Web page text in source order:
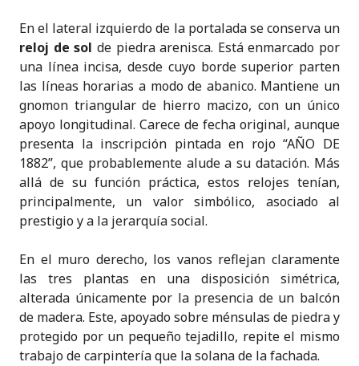
En el lateral izquierdo de la portalada se conserva un
reloj de sol de piedra arenisca. Está enmarcado por
una línea incisa, desde cuyo borde superior parten
las líneas horarias a modo de abanico. Mantiene un
gnomon triangular de hierro macizo, con un único
apoyo longitudinal. Carece de fecha original, aunque
presenta la inscripción pintada en rojo “AÑO DE
1882”, que probablemente alude a su datación. Más
allá de su función práctica, estos relojes tenían,
principalmente, un valor simbólico, asociado al
prestigio y a la jerarquía social.
En el muro derecho, los vanos reflejan claramente
las tres plantas en una disposición simétrica,
alterada únicamente por la presencia de un balcón
de madera. Este, apoyado sobre ménsulas de piedra y
protegido por un pequeño tejadillo, repite el mismo
trabajo de carpintería que la solana de la fachada.